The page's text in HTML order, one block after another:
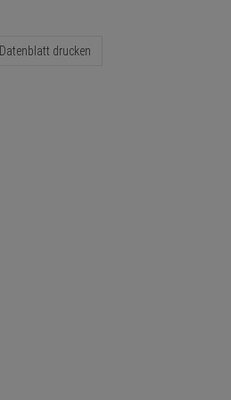
Datenblatt drucken